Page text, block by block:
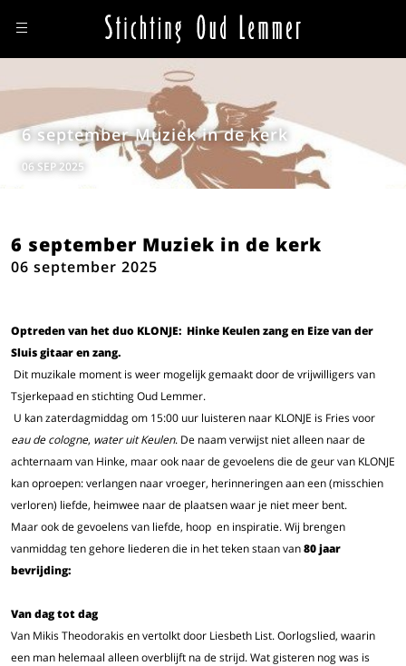
6 september Muziek in de kerk
06 SEP 2025
6 september Muziek in de kerk
06 september 2025
Optreden van het duo KLONJE: Hinke Keulen zang en Eize van der
Sluis gitaar en zang.
Dit muzikale moment is weer mogelijk gemaakt door de vrijwilligers van
Tsjerkepaad en stichting Oud Lemmer.
U kan zaterdagmiddag om 15:00 uur luisteren naar KLONJE is Fries voor
eau de cologne, water uit Keulen. De naam verwijst niet alleen naar de
achternaam van Hinke, maar ook naar de gevoelens die de geur van KLONJE
kan oproepen: verlangen naar vroeger, herinneringen aan een (misschien
verloren) liefde, heimwee naar de plaatsen waar je niet meer bent.
Maar ook de gevoelens van liefde, hoop en inspiratie. Wij brengen
vanmiddag ten gehore liederen die in het teken staan van80 jaar
bevrijding:
Van dag tot dag
Van Mikis Theodorakis en vertolkt door Liesbeth List. Oorlogslied, waarin
een man helemaal alleen overblijft na de strijd. Wat gisteren nog was is